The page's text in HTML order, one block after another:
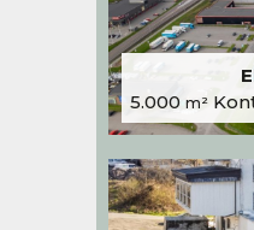
5.000 m²